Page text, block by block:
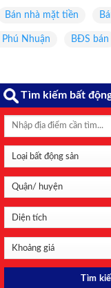
Bán nhà mặt tiền
Nhuận BĐS bán
Tìm kiếm bất